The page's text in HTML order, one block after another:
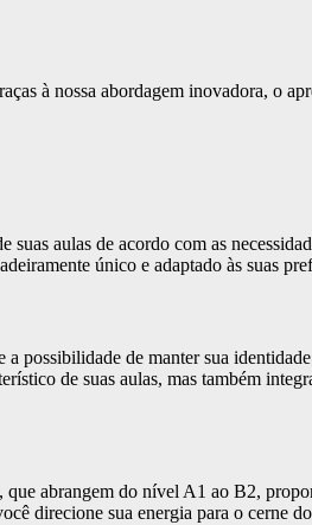
à nossa abordagem inovadora, o
aulas de acordo com as
único e adaptado às suas
possibilidade de manter sua
de suas aulas, mas também
abrangem do nível A1 ao B2,
direcione sua energia para o cerne